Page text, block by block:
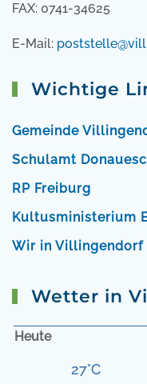
FAX: 0741-34625
E-Mail:
Wichtige
Gemeinde
Schulamt
RP Freiburg
Kultusministerium
Wir in Villingendorf
Wetter in
Heute
27°C